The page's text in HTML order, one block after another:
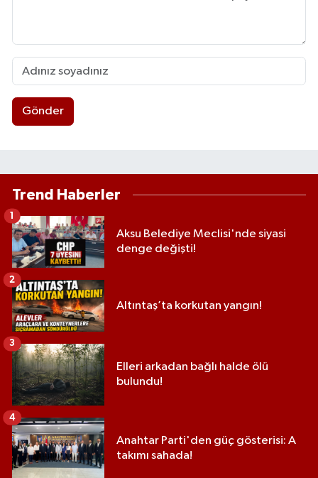
Gönder
Trend Haberler
Aksu Belediye Meclisi'nde siyasi
denge değişti!
1
Altıntaş’ta korkutan yangın!
2
Elleri arkadan bağlı halde ölü
bulundu!
3
Anahtar Parti'den güç gösterisi: A
takımı sahada!
4